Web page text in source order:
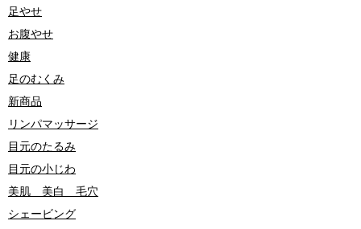
足やせ
お腹やせ
健康
足のむくみ
新商品
リンパマッサージ
目元のたるみ
目元の小じわ
美肌 美白 毛穴
シェービング